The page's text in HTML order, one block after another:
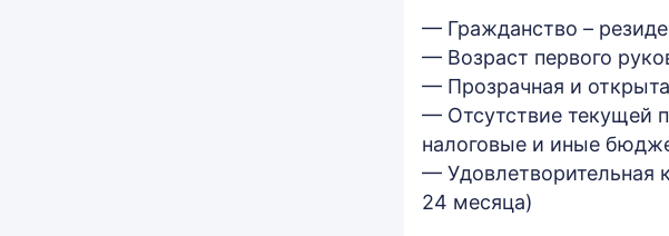
— Гражданство –
— Возраст первого
— Прозрачная и
— Отсутствие текущей
налоговые и иные
— Удовлетворительная
24 месяца)